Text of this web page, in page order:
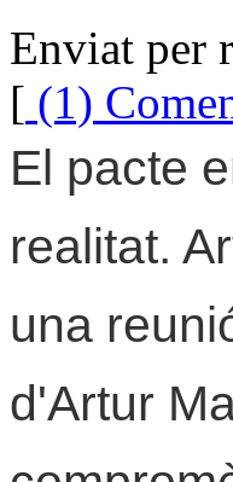
Enviat per
[ (1)
El pacte
realitat.
una
d'Artur